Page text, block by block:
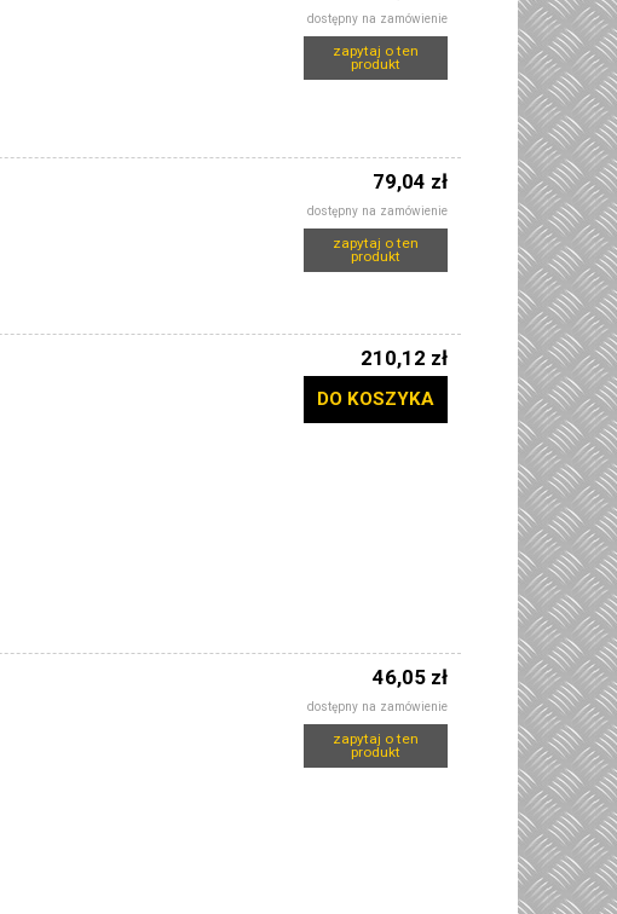
dostępny na zamówienie
zapytaj o ten
produkt
79,04 zł
dostępny na zamówienie
zapytaj o ten
produkt
210,12 zł
DO KOSZYKA
46,05 zł
dostępny na zamówienie
zapytaj o ten
produkt